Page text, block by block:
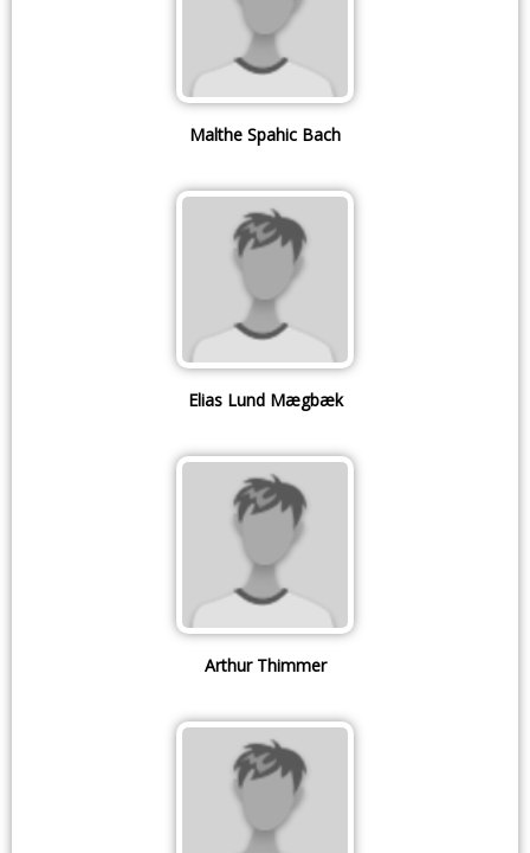
Malthe Spahic Bach
Elias Lund Mægbæk
Arthur Thimmer